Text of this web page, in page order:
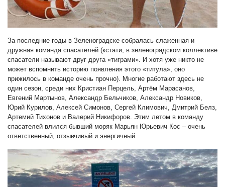
За последние годы в Зеленоградске собралась слаженная и
дружная команда спасателей (кстати, в зеленоградском коллективе
спасатели называют друг друга «тиграми». И хотя уже никто не
может вспомнить историю появления этого «титула», оно
прижилось в команде очень прочно). Многие работают здесь не
один сезон, среди них Кристиан Перцель, Артём Марасанов,
Евгений Мартынов, Александр Бельчиков, Александр Новиков,
Юрий Курилов, Алексей Симонов, Сергей Климович, Дмитрий Белз,
Артемий Тихонов и Валерий Никифоров. Этим летом в команду
спасателей влился бывший моряк Марьян Юрьевич Кос – очень
ответственный, отзывчивый и энергичный.